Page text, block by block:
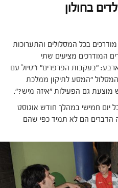
בחולון
מודרכים בכל המסלולים והתערוכות
המודרכים מציעים שתי
"בעקבות הפרפרים" ו"טיול עם
בגילאי 4 -6 מותאם המסלול "המסע לתיקון ממלכת
מוצעת גם הפעילות "איזה מיש?".
יום חמישי במהלך חודש אוגוסט
הדברים הם לא תמיד כפי שהם